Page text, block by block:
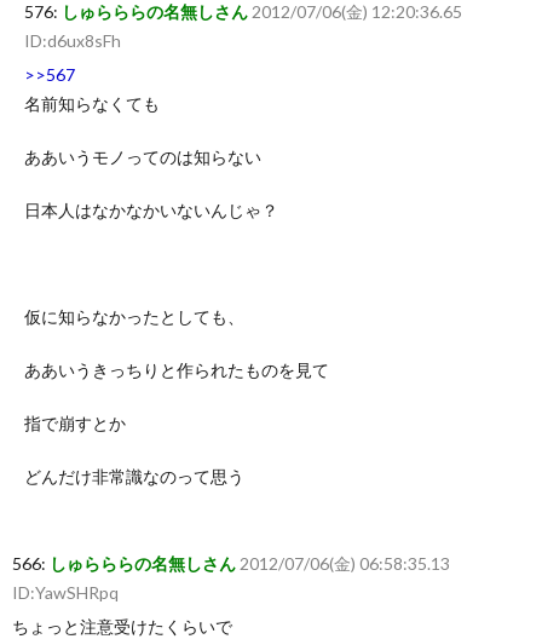
576: しゅらららの名無しさん 2012/07/06(金) 12:20:36.65
ID:d6ux8sFh
>>567
名前知らなくても
ああいうモノってのは知らない
日本人はなかなかいないんじゃ？
仮に知らなかったとしても、
ああいうきっちりと作られたものを見て
指で崩すとか
どんだけ非常識なのって思う
566: しゅらららの名無しさん 2012/07/06(金) 06:58:35.13
ID:YawSHRpq
ちょっと注意受けたくらいで